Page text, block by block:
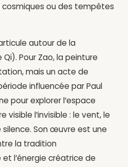
ou des tempêtes
autour de la
Pour Zao, la peinture
mais un acte de
influencée par Paul
pour explorer l’espace
visible l’invisible : le vent, le
silence. Son œuvre est une
la tradition
l’énergie créatrice de